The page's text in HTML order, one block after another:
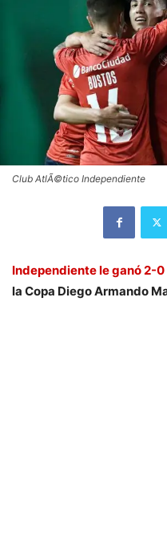
Club AtlÃ©tico Independiente
Independiente le ganó 2-0
la Copa Diego Armando